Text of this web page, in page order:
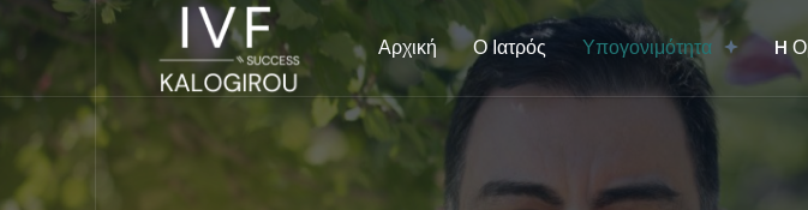
Αρχική Ο Ιατρός Υπογονιμότητα H